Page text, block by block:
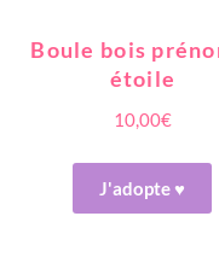
Boule bois
étoile
10,00€
J'adopte ♥